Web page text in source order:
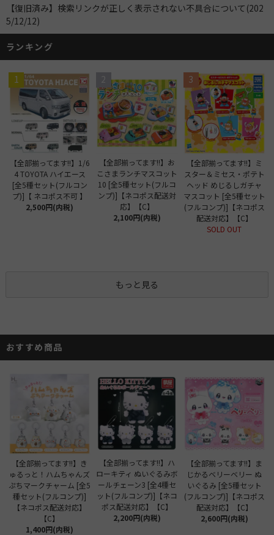
【復旧済み】検索リンクが正しく表示されない不具合について(202
5/12/12)
ランキング
1
【全部揃ってます!!】1/6
4 TOYOTA ハイエース
[全5種セット(フルコン
プ)]【 ネコポス不可 】
2,500円(内税)
2
【全部揃ってます!!】お
こさまランチマスコット
10 [全5種セット(フルコ
ンプ)]【ネコポス配送対
応】【C】
2,100円(内税)
3
【全部揃ってます!!】ミ
スター＆ミセス・ポテト
ヘッド めじるしガチャ
マスコット [全5種セット
(フルコンプ)]【ネコポス
配送対応】【C】
SOLD OUT
もっと見る
おすすめ商品
【全部揃ってます!!】き
ゅるっと！ハムちゃんズ
ぷちマークチャーム [全5
種セット(フルコンプ)]
【ネコポス配送対応】
【C】
1,400円(内税)
【全部揃ってます!!】ハ
ローキティ ぬいぐるみボ
ールチェーン3 [全4種セ
ット(フルコンプ)]【ネコ
ポス配送対応】【C】
2,200円(内税)
【全部揃ってます!!】ま
じかるベリーベリー ぬ
いぐるみ [全5種セット
(フルコンプ)]【ネコポス
配送対応】【C】
2,600円(内税)